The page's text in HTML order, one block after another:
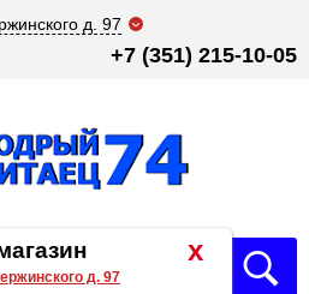
д. 97
+7 (351) 215-10-05
x
д. 97